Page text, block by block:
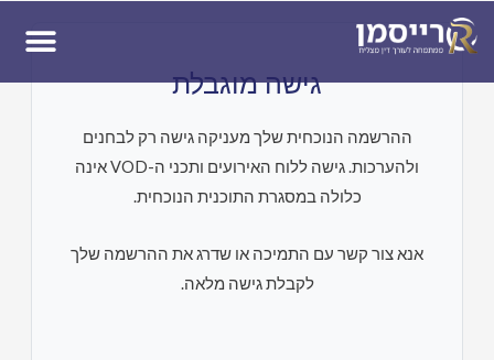
גישה מוגבלת
ההרשמה הנוכחית שלך מעניקה גישה רק לבחנים
ולהערכות. גישה ללוח האירועים ותכני ה-VOD אינה
כלולה במסגרת התוכנית הנוכחית.
אנא צור קשר עם התמיכה או שדרג את ההרשמה שלך
לקבלת גישה מלאה.